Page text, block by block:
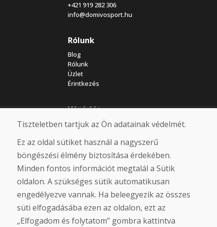
+421 919 282 306
info@domivosport.hu
Rólunk
Blog
Rólunk
Üzlet
Érintkezés
Vásárlás
Eshop
Szállítás
Fizetés
Panasz
Áruk visszaküldése és cseréje
Adatvédelmi irányelvek
Cookies
Közösségi hálózatok
Tiszteletben tartjuk az Ön adatainak védelmét.
Ez az oldal sütiket használ a nagyszerű
böngészési élmény biztosítása érdekében.
Minden fontos információt megtalál a Sütik
oldalon. A szükséges sütik automatikusan
engedélyezve vannak. Ha beleegyezik az összes
süti elfogadásába ezen az oldalon, ezt az
„Elfogadom és folytatom” gombra kattintva